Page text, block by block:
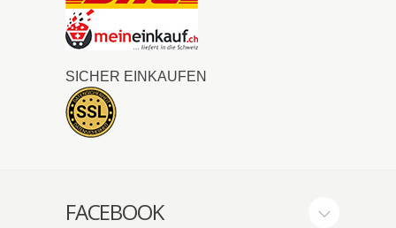
SICHER EINKAUFEN
FACEBOOK